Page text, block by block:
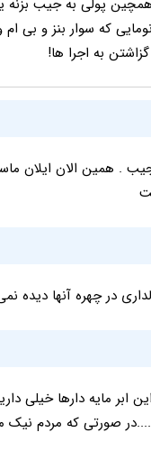
پولی به جیب بزنه
که سوار بنز و بی
به اجرا ها!
در چهره آنها دیده
ابر مایه دارها خیلی
صورتی که مردم نیک